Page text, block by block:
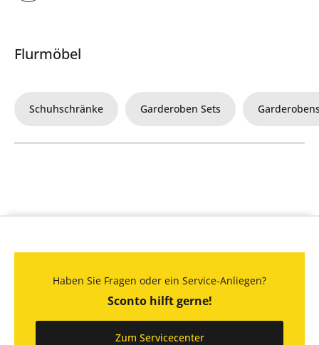
Flurmöbel
Schuhschränke Garderoben Sets
Haben Sie Fragen oder ein Service-Anliegen?
Sconto hilft gerne!
Zum Servicecenter